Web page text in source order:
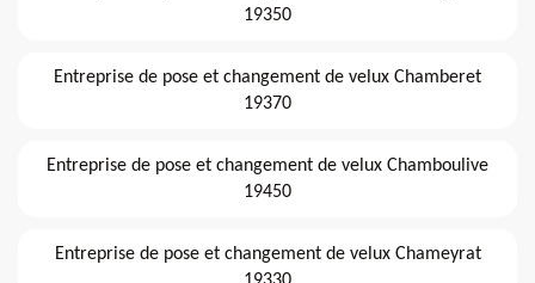
19350
Entreprise de pose et changement de velux Chamberet
19370
Entreprise de pose et changement de velux Chamboulive
19450
Entreprise de pose et changement de velux Chameyrat